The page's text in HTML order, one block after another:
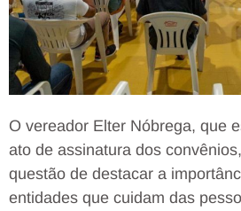
O vereador Elter Nóbrega, que
ato de assinatura dos
questão de destacar a
entidades que cuidam das